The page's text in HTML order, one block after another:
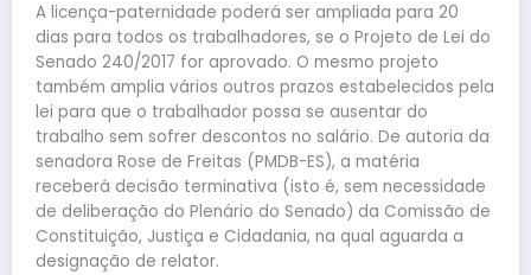
A licença-paternidade poderá ser ampliada para 20
dias para todos os trabalhadores, se o Projeto de Lei do
Senado 240/2017 for aprovado. O mesmo projeto
também amplia vários outros prazos estabelecidos pela
lei para que o trabalhador possa se ausentar do
trabalho sem sofrer descontos no salário. De autoria da
senadora Rose de Freitas (PMDB-ES), a matéria
receberá decisão terminativa (isto é, sem necessidade
de deliberação do Plenário do Senado) da Comissão de
Constituição, Justiça e Cidadania, na qual aguarda a
designação de relator.